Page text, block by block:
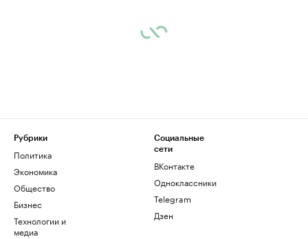
Рубрики
Политика
Экономика
Общество
Бизнес
Технологии и
медиа
Социальные
сети
ВКонтакте
Одноклассники
Telegram
Дзен